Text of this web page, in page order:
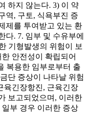
하지 않는다. 3) 이 약
역, 구토, 식욕부진 증
제를 투여받고 있는 환
다. 7. 임부 및 수유부에
기형발생의 위험이 보
안전성이 확립되어
복용한 임부로부터 출
단 증상이 나타날 위험
육긴장항진, 근육긴장
보고되었으며, 이러한
부 경우 이러한 증상